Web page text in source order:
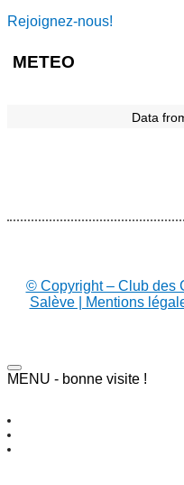
Rejoignez-nous!
METEO
Data
© Copyright – Club des
Salève | Mentions
MENU - bonne visite !